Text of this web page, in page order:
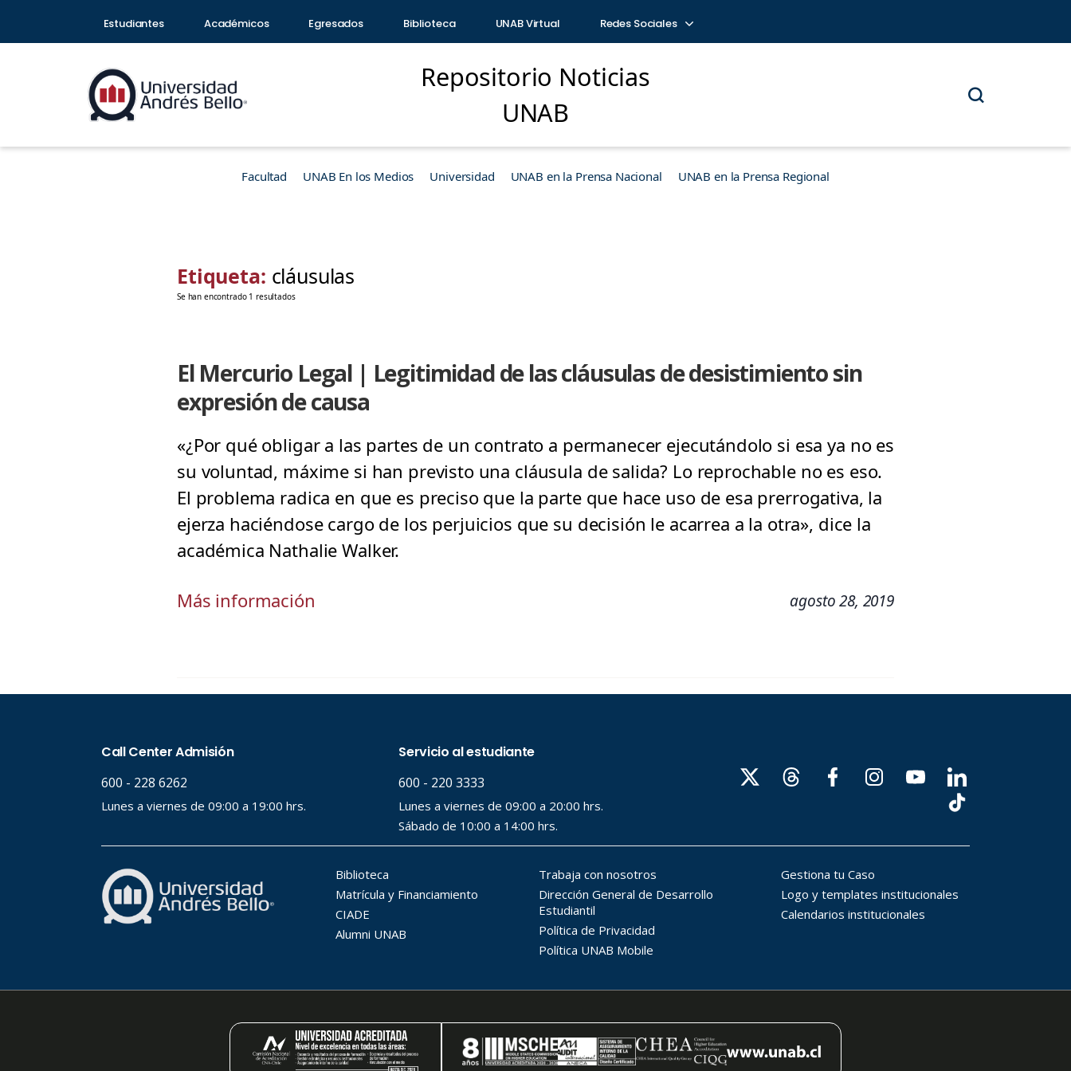
Estudiantes Académicos Egresados Biblioteca UNAB Virtual Redes Sociales
Repositorio Noticias
UNAB
Facultad UNAB En los Medios Universidad UNAB en la Prensa Nacional UNAB en la Prensa Regional
Etiqueta: cláusulas
Se han encontrado 1 resultados
El Mercurio Legal | Legitimidad de las cláusulas de desistimiento sin
expresión de causa
«¿Por qué obligar a las partes de un contrato a permanecer ejecutándolo si esa ya no es
su voluntad, máxime si han previsto una cláusula de salida? Lo reprochable no es eso.
El problema radica en que es preciso que la parte que hace uso de esa prerrogativa, la
ejerza haciéndose cargo de los perjuicios que su decisión le acarrea a la otra», dice la
académica Nathalie Walker.
Más información agosto 28, 2019